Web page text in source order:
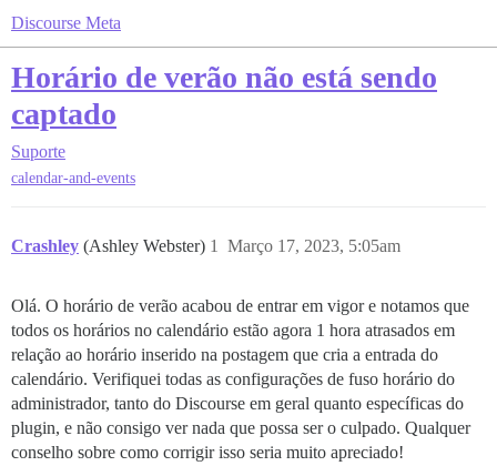
Discourse Meta
Horário de verão não está sendo
captado
Suporte
calendar-and-events
Crashley (Ashley Webster) Março 17, 2023, 5:05am
1
Olá. O horário de verão acabou de entrar em vigor e notamos que
todos os horários no calendário estão agora 1 hora atrasados em
relação ao horário inserido na postagem que cria a entrada do
calendário. Verifiquei todas as configurações de fuso horário do
administrador, tanto do Discourse em geral quanto específicas do
plugin, e não consigo ver nada que possa ser o culpado. Qualquer
conselho sobre como corrigir isso seria muito apreciado!